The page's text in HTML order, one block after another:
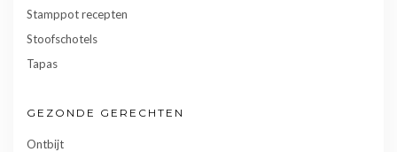
Stamppot recepten
Stoofschotels
Tapas
GEZONDE GERECHTEN
Ontbijt